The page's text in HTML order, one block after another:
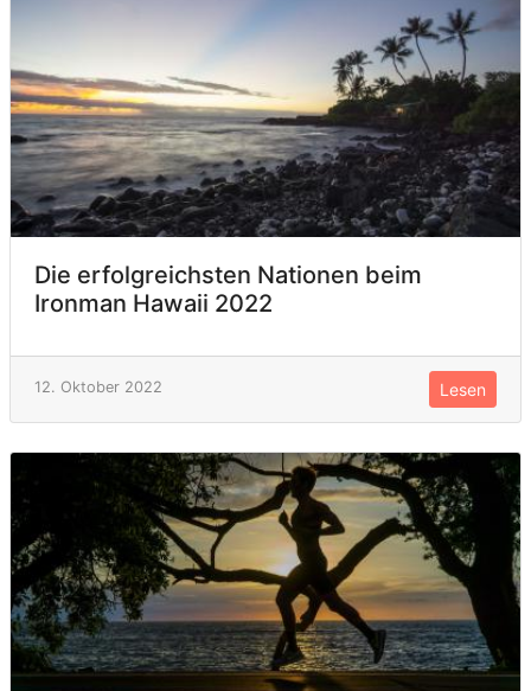
Die erfolgreichsten Nationen beim
Ironman Hawaii 2022
12. Oktober 2022 Lesen